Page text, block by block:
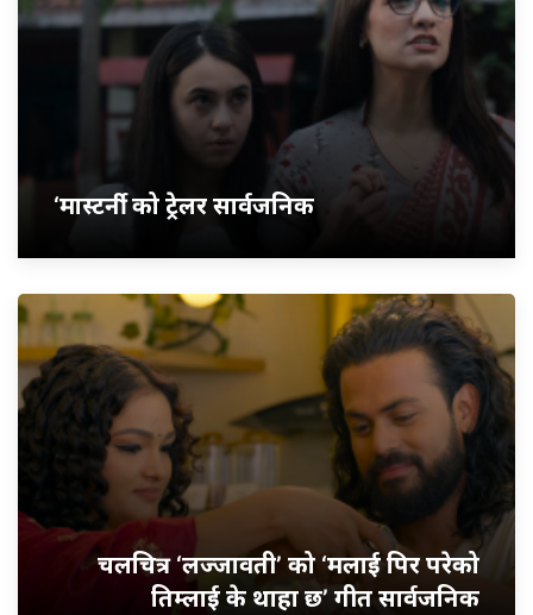
‘मास्टर्नी’ को ट्रेलर सार्वजनिक
चलचित्र ‘लज्जावती’ को ‘मलाई पिर परेको
तिम्लाई के थाहा छ’ गीत सार्वजनिक